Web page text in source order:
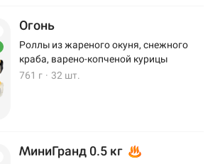
Огонь
Роллы из жареного окуня, снежного
краба, варено-копченой курицы
761 г · 32 шт.
МиниГранд 0.5 кг